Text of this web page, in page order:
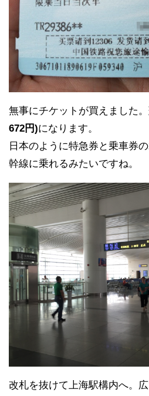
無事にチケットが買えました
672円)になります。
日本のように特急券と乗車券
幹線に乗れるみたいですね。
改札を抜けて上海駅構内へ。広